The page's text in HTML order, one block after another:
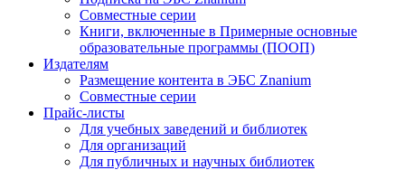
Совместные серии
Книги, включенные в Примерные основные
образовательные программы (ПООП)
Издателям
Размещение контента в ЭБС Znanium
Совместные серии
Прайс-листы
Для учебных заведений и библиотек
Для организаций
Для публичных и научных библиотек